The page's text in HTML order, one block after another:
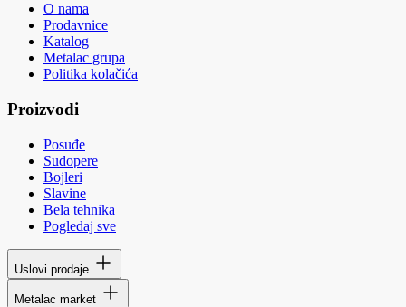
O nama
Prodavnice
Katalog
Metalac grupa
Politika kolačića
Proizvodi
Posuđe
Sudopere
Bojleri
Slavine
Bela tehnika
Pogledaj sve
Uslovi prodaje
Metalac market